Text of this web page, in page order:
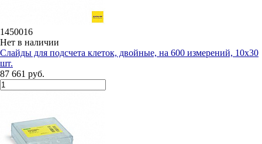
1450016
Нет в наличии
Слайды для подсчета клеток, двойные, на 600 измерений, 10х30
шт.
87 661 руб.